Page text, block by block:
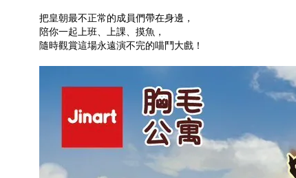
把皇朝最不正常的成員們帶在身邊，
陪你一起上班、上課、摸魚，
隨時觀賞這場永遠演不完的喵鬥大戲！